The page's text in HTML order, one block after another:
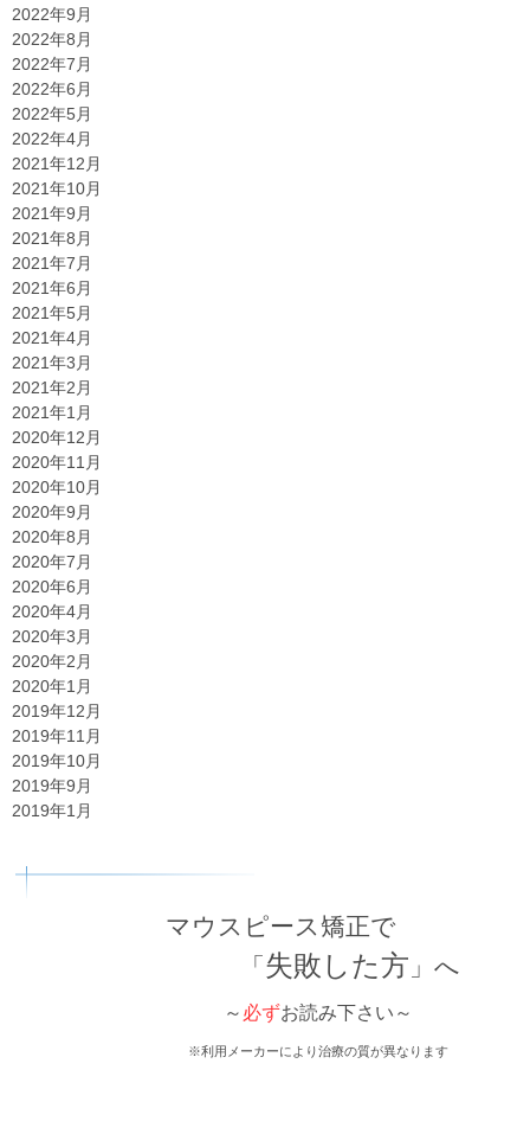
2022年9月
2022年8月
2022年7月
2022年6月
2022年5月
2022年4月
2021年12月
2021年10月
2021年9月
2021年8月
2021年7月
2021年6月
2021年5月
2021年4月
2021年3月
2021年2月
2021年1月
2020年12月
2020年11月
2020年10月
2020年9月
2020年8月
2020年7月
2020年6月
2020年4月
2020年3月
2020年2月
2020年1月
2019年12月
2019年11月
2019年10月
2019年9月
2019年1月
マウスピース矯正で
「 失敗した方 」へ
～ 必ずお読み下さい～
※利用メーカーにより治療の質が異なります